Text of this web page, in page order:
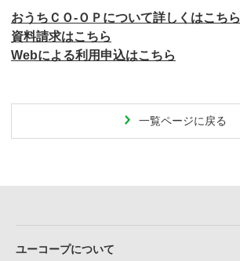
おうちＣＯ-ＯＰについて詳しくはこちら
資料請求はこちら
Webによる利用申込はこちら
一覧ページに戻る
ユーコープについて